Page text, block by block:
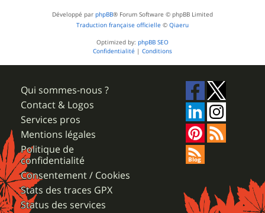
Développé par phpBB® Forum Software © phpBB Limited
Traduction française officielle © Qiaeru
Optimized by: phpBB SEO
Confidentialité | Conditions
Qui sommes-nous ?
Contact & Logos
Services pros
Mentions légales
Politique de
confidentialité
Consentement / Cookies
Stats des traces GPX
Status des services